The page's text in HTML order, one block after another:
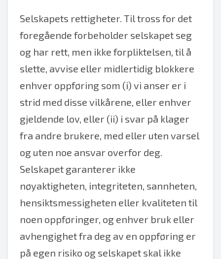
Selskapets rettigheter. Til tross for det
foregående forbeholder selskapet seg
og har rett, men ikke forpliktelsen, til å
slette, avvise eller midlertidig blokkere
enhver oppføring som (i) vi anser er i
strid med disse vilkårene, eller enhver
gjeldende lov, eller (ii) i svar på klager
fra andre brukere, med eller uten varsel
og uten noe ansvar overfor deg.
Selskapet garanterer ikke
nøyaktigheten, integriteten, sannheten,
hensiktsmessigheten eller kvaliteten til
noen oppføringer, og enhver bruk eller
avhengighet fra deg av en oppføring er
på egen risiko og selskapet skal ikke